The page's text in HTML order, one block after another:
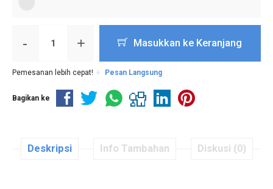
- + Masukkan ke Keranjang
Pemesanan lebih cepat! Pesan Langsung
Bagikan ke
Deskripsi Info Tambahan Diskusi (0)